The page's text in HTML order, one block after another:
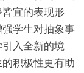
宜的表现形
学生对抽象事
入全新的境
积极性更有助